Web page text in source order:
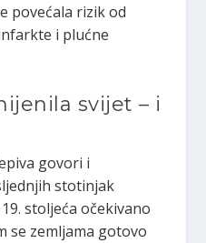
povećala rizik od
i plućne
svijet – i
govori i
stotinjak
stoljeća očekivano
se zemljama gotovo